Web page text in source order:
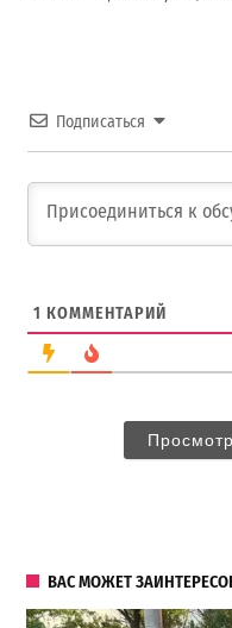
Подписаться
1 КОММЕНТАРИЙ
ВАС МОЖЕТ